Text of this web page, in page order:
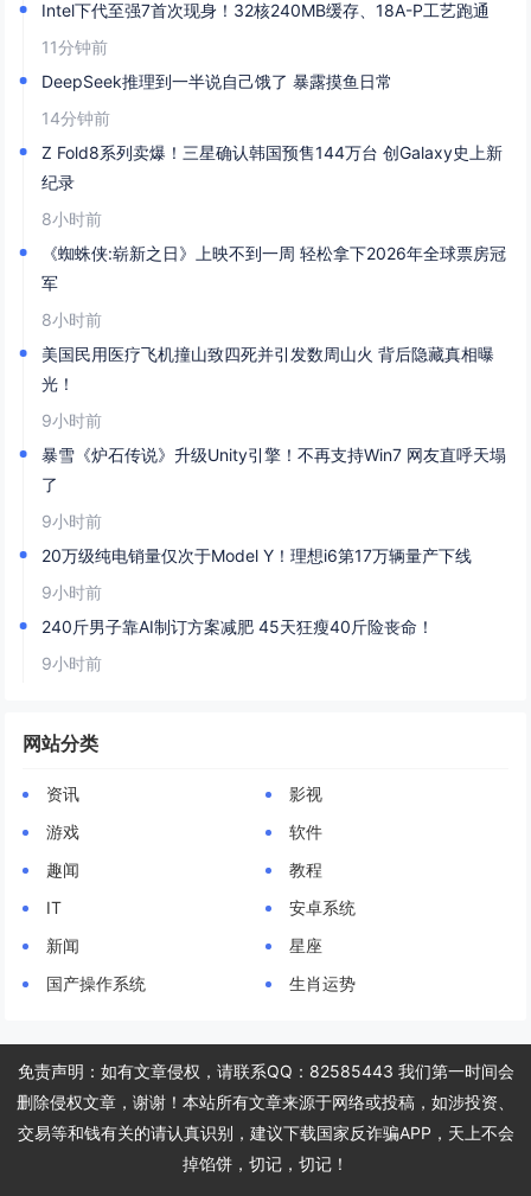
Intel下代至强7首次现身！32核240MB缓存、18A-P工艺跑通
11分钟前
DeepSeek推理到一半说自己饿了 暴露摸鱼日常
14分钟前
Z Fold8系列卖爆！三星确认韩国预售144万台 创Galaxy史上新
纪录
8小时前
《蜘蛛侠:崭新之日》上映不到一周 轻松拿下2026年全球票房冠
军
8小时前
美国民用医疗飞机撞山致四死并引发数周山火 背后隐藏真相曝
光！
9小时前
暴雪《炉石传说》升级Unity引擎！不再支持Win7 网友直呼天塌
了
9小时前
20万级纯电销量仅次于Model Y！理想i6第17万辆量产下线
9小时前
240斤男子靠AI制订方案减肥 45天狂瘦40斤险丧命！
9小时前
网站分类
资讯
影视
游戏
软件
趣闻
教程
IT
安卓系统
新闻
星座
国产操作系统
生肖运势
免责声明：如有文章侵权，请联系QQ：82585443 我们第一时间会
删除侵权文章，谢谢！本站所有文章来源于网络或投稿，如涉投资、
交易等和钱有关的请认真识别，建议下载国家反诈骗APP，天上不会
掉馅饼，切记，切记！